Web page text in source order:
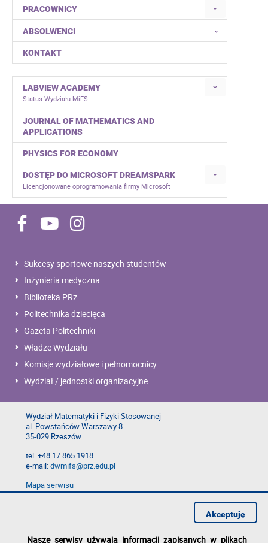
PRACOWNICY
ABSOLWENCI
KONTAKT
LABVIEW ACADEMY
Status Wydziału MiFS
JOURNAL OF MATHEMATICS AND
APPLICATIONS
PHYSICS FOR ECONOMY
DOSTĘP DO MICROSOFT DREAMSPARK
Licencjonowane oprogramowania firmy Microsoft
Sukcesy sportowe naszych studentów
Inżynieria medyczna
Biblioteka PRz
Politechnika dziecięca
Gazeta Politechniki
Władze Wydziału
Komisje wydziałowe i pełnomocnicy
Wydział / jednostki organizacyjne
Wydział Matematyki i Fizyki Stosowanej
al. Powstańców Warszawy 8
35-029 Rzeszów
tel. +48 17 865 1918
e-mail:dwmifs@prz.edu.pl
Mapa serwisu
Deklaracja dostępności
Nasze serwisy używają informacji zapisanych w plikach
Akceptuję